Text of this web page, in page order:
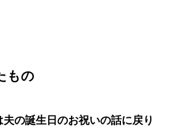
もの
夫の誕生日のお祝いの話に戻り